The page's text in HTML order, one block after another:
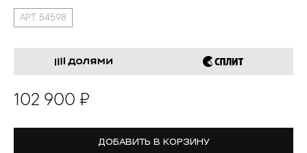
АРТ. 54598
102 900 ₽
ДОБАВИТЬ В КОРЗИНУ